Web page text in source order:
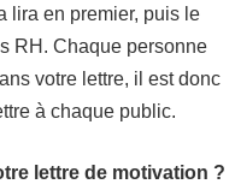
lira en premier, puis le
RH. Chaque personne
votre lettre, il est donc
à chaque public.
lettre de motivation ?